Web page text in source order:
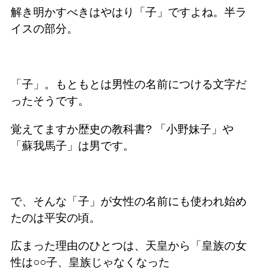
解き明かすべきはやはり「子」ですよね。半ラ
イスの部分。
「子」。もともとは男性の名前につける文字だ
ったそうです。
覚えてますか歴史の教科書? 「小野妹子」や
「蘇我馬子」は男です。
で、そんな「子」が女性の名前にも使われ始め
たのは平安の頃。
広まった理由のひとつは、天皇から「皇族の女
性は○○子、皇族じゃなくなった